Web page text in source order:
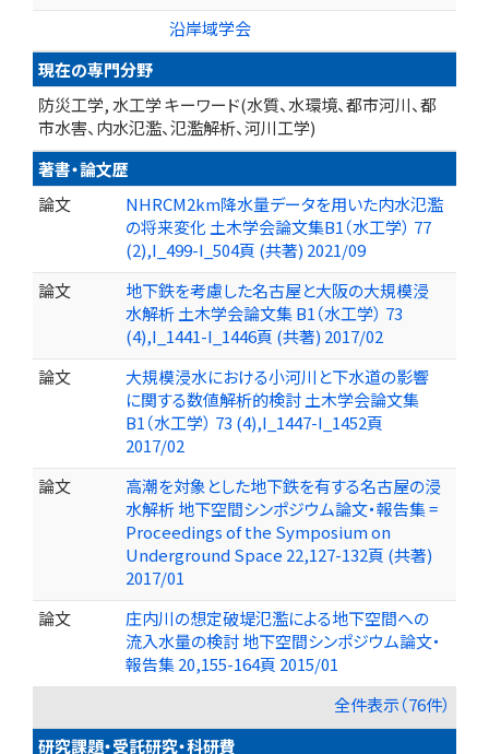
沿岸域学会
現在の専門分野
防災工学, 水工学 キーワード(水質、水環境、都市河川、都
市水害、内水氾濫、氾濫解析、河川工学)
著書・論文歴
論文
NHRCM2km降水量データを用いた内水氾濫
の将来変化 土木学会論文集B1（水工学） 77
(2),I_499-I_504頁 (共著) 2021/09
論文
地下鉄を考慮した名古屋と大阪の大規模浸
水解析 土木学会論文集 B1（水工学） 73
(4),I_1441-I_1446頁 (共著) 2017/02
論文
大規模浸水における小河川と下水道の影響
に関する数値解析的検討 土木学会論文集
B1（水工学） 73 (4),I_1447-I_1452頁
2017/02
論文
高潮を対象とした地下鉄を有する名古屋の浸
水解析 地下空間シンポジウム論文・報告集 =
Proceedings of the Symposium on
Underground Space 22,127-132頁 (共著)
2017/01
論文
庄内川の想定破堤氾濫による地下空間への
流入水量の検討 地下空間シンポジウム論文・
報告集 20,155-164頁 2015/01
全件表示（76件）
研究課題・受託研究・科研費